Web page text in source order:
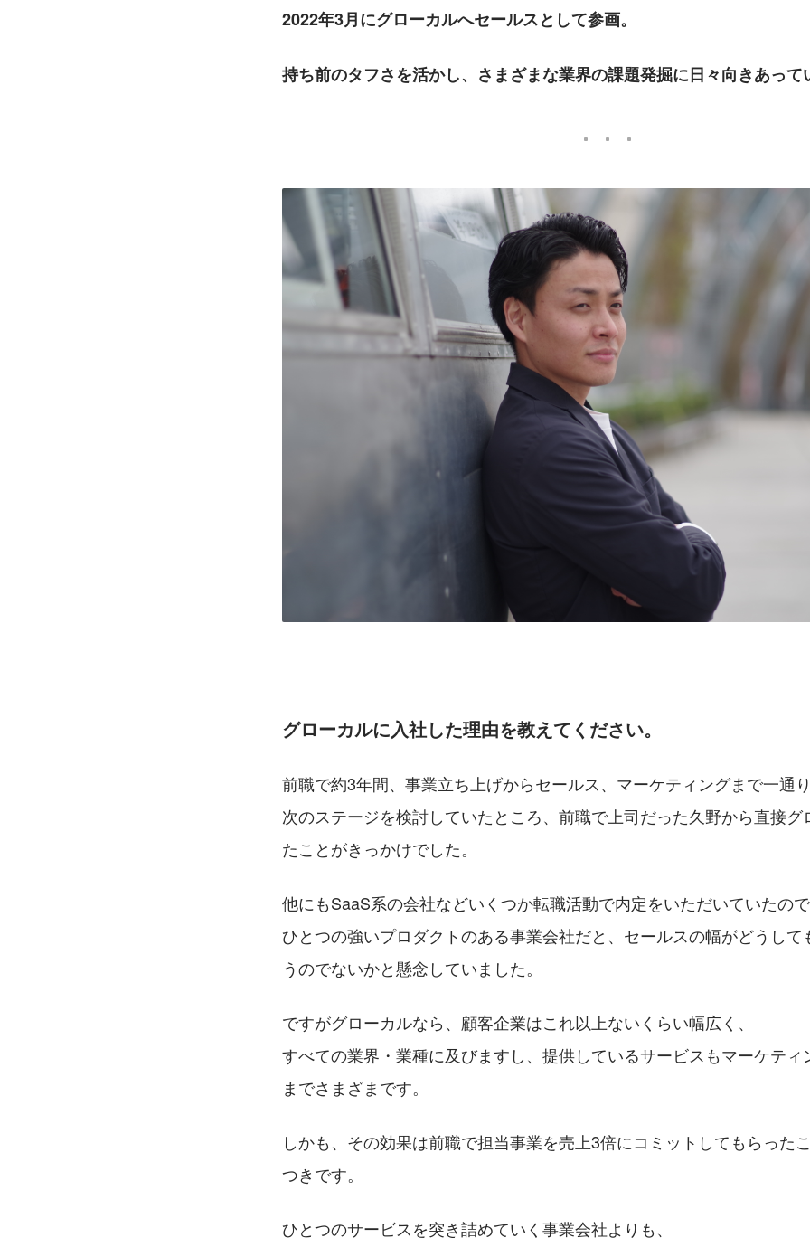
2022年3月にグローカルへセールスとして参画。
持ち前のタフさを活かし、さまざまな業界の課題発掘に日々向きあって
グローカルに入社した理由を教えてください。
前職で約3年間、事業立ち上げからセールス、マーケティングまで一通
次のステージを検討していたところ、前職で上司だった久野から直接グ
たことがきっかけでした。
他にもSaaS系の会社などいくつか転職活動で内定をいただいていたの
ひとつの強いプロダクトのある事業会社だと、セールスの幅がどうして
うのでないかと懸念していました。
ですがグローカルなら、顧客企業はこれ以上ないくらい幅広く、
すべての業界・業種に及びますし、提供しているサービスもマーケティ
までさまざまです。
しかも、その効果は前職で担当事業を売上3倍にコミットしてもらった
つきです。
ひとつのサービスを突き詰めていく事業会社よりも、